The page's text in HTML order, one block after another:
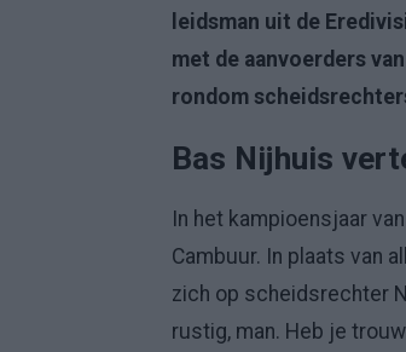
leidsman uit de
met de aanvoerders
rondom
Bas Nijhuis
In het kampioensjaar
Cambuur. In plaats van
zich op scheidsrechter
rustig, man. Heb je